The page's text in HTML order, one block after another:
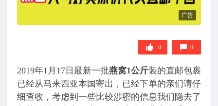
广告
0 0
2019年1月17日最新一批燕窝1公斤装的直邮包裹
已经从马来西亚本国寄出，已经下单的亲们请仔
细查收，考虑到一些比较涉密的信息我们隐去了